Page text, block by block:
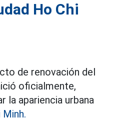
Ho Chi
de renovación del
oficialmente,
la apariencia urbana
Minh.